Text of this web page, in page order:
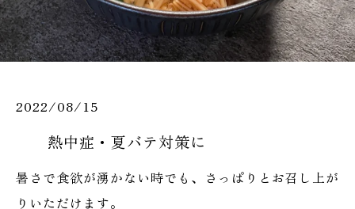
2022/08/15
熱中症・夏バテ対策に
暑さで食欲が湧かない時でも、さっぱりとお召し上が
りいただけます。